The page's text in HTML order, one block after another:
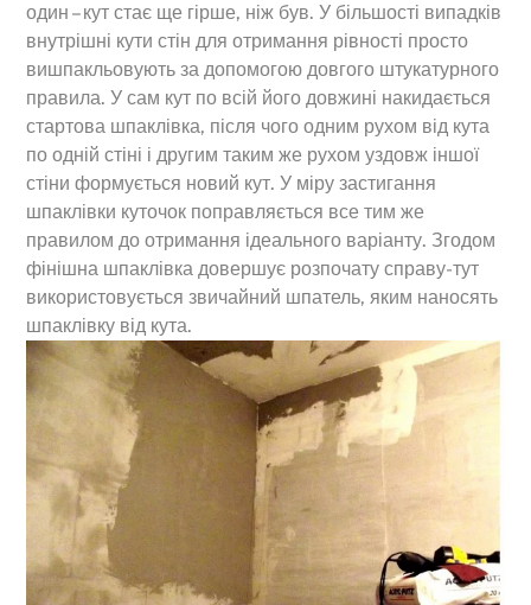
один – кут стає ще гірше, ніж був. У більшості випадків
внутрішні кути стін для отримання рівності просто
вишпакльовують за допомогою довгого штукатурного
правила. У сам кут по всій його довжині накидається
стартова шпаклівка, після чого одним рухом від кута
по одній стіні і другим таким же рухом уздовж іншої
стіни формується новий кут. У міру застигання
шпаклівки куточок поправляється все тим же
правилом до отримання ідеального варіанту. Згодом
фінішна шпаклівка довершує розпочату справу-тут
використовується звичайний шпатель, яким наносять
шпаклівку від кута.